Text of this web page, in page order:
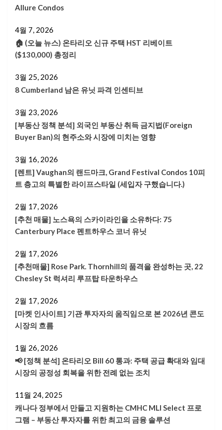
Allure Condos
4월 7, 2026
🏠 (오늘 뉴스) 온타리오 신규 주택 HST 리베이트
($130,000) 총정리
3월 25, 2026
8 Cumberland 남은 유닛 파격 인센티브
3월 23, 2026
[부동산 정책 분석] 외국인 부동산 취득 금지법(Foreign
Buyer Ban)의 현주소와 시장에 미치는 영향
3월 16, 2026
[렌트] Vaughan의 랜드마크, Grand Festival Condos 10피
트 층고의 특별한 라이프스타일 (세입자 구했습니다.)
2월 17, 2026
[추천 매물] 노스욕의 스카이라인을 소유하다: 75
Canterbury Place 펜트하우스 코너 유닛
2월 17, 2026
[추천매물] Rose Park. Thornhill의 품격을 완성하는 곳, 22
Chesley St 럭셔리 루프탑 타운하우스
2월 17, 2026
[마켓 인사이트] 기관 투자자의 움직임으로 본 2026년 콘도
시장의 흐름
1월 26, 2026
📢 [정책 분석] 온타리오 Bill 60 통과: 주택 공급 확대와 임대
시장의 공정성 회복을 위한 전례 없는 조치
11월 24, 2025
캐나다 정부에서 만들고 지원하는 CMHC MLI Select 프로
그램 – 부동산 투자자를 위한 최고의 금융 솔루션